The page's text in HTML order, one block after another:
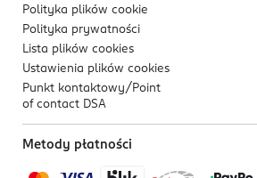
Polityka plików cookie
Polityka prywatności
Lista plików cookies
Ustawienia plików cookies
Punkt kontaktowy/ Point
of contact DSA
Metody płatności